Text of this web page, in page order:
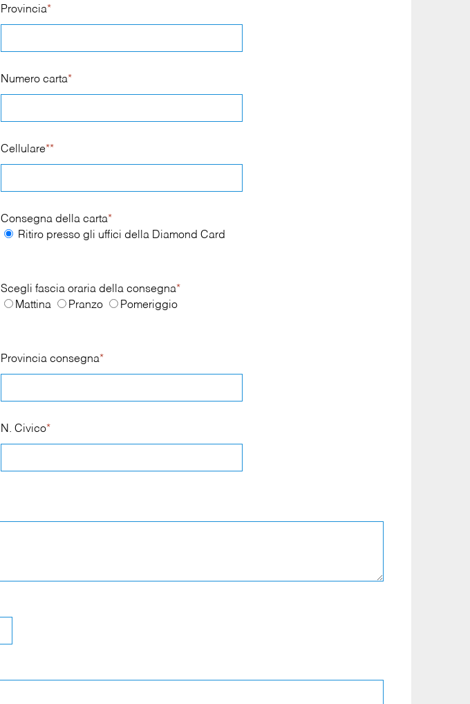
Provincia*
Numero carta*
Cellulare**
Consegna della carta*
Ritiro presso gli uffici della Diamond Card
Scegli fascia oraria della consegna*
Mattina
Pranzo Pomeriggio
Provincia consegna*
N. Civico*